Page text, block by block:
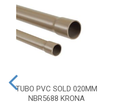
TUBO PVC SOLD 020MM
NBR5688 KRONA